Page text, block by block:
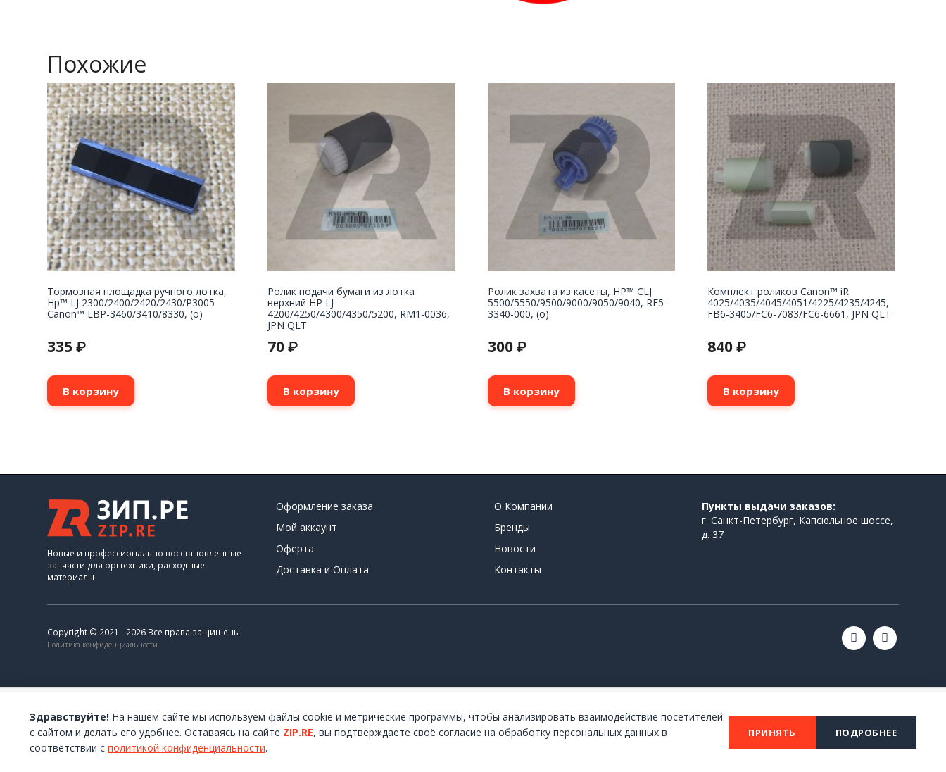
Похожие
Тормозная площадка ручного лотка,
Hp™ LJ 2300/2400/2420/2430/P3005
Canon™ LBP-3460/3410/8330, (о)
335 ₽
В корзину
Ролик подачи бумаги из лотка
верхний HP LJ
4200/4250/4300/4350/5200, RM1-0036,
JPN QLT
70 ₽
В корзину
Ролик захвата из касеты, HP™ CLJ
5500/5550/9500/9000/9050/9040, RF5-
3340-000, (o)
300 ₽
В корзину
Комплект роликов Canon™ iR
4025/4035/4045/4051/4225/4235/4245,
FB6-3405/FC6-7083/FC6-6661, JPN QLT
840₽
В корзину
Новые и профессионально восстановленные
запчасти для оргтехники, расходные
материалы
Оформление заказа
Мой аккаунт
Оферта
Доставка и Оплата
О Компании
Бренды
Новости
Контакты
Пункты выдачи заказов:
г. Санкт-Петербург, Капсюльное шоссе,
д. 37
Copyright © 2021 - 2026 Все права защищены
Политика конфиденциальности
Здравствуйте! На нашем сайте мы используем файлы cookie и метрические программы, чтобы анализировать взаимодействие посетителей
с сайтом и делать его удобнее. Оставаясь на сайте ZIP.RE, вы подтверждаете своё согласие на обработку персональных данных в
соответствии с политикой конфиденциальности.
ПРИНЯТЬ ПОДРОБНЕЕ